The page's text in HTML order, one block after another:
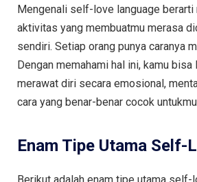
Mengenali self-love language berarti
aktivitas yang membuatmu merasa
sendiri. Setiap orang punya caranya
Dengan memahami hal ini, kamu
merawat diri secara emosional,
cara yang benar-benar cocok
Enam Tipe Utama Self-